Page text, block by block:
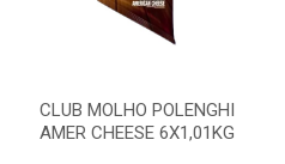
CLUB MOLHO POLENGHI
AMER CHEESE 6X1,01KG